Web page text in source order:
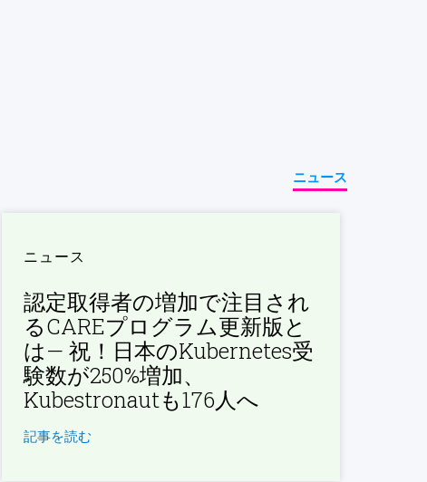
ニュース
ニュース
認定取得者の増加で注目され
るCAREプログラム更新版と
は— 祝！日本のKubernetes受
験数が250%増加、
Kubestronautも176人へ
記事を読む